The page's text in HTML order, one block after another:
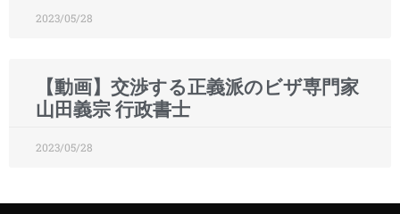
2023/05/28
【動画】交渉する正義派のビザ専門家
山田義宗 行政書士
2023/05/28